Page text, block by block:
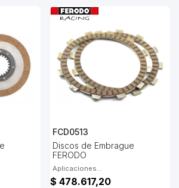
FCD0513
Discos de Embrague
FERODO
Aplicaciones...
$ 478.617,20